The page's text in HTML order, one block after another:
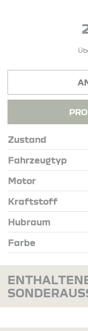
Zustand
Fahrzeugtyp
Motor
Kraftstoff
Hubraum
Farbe